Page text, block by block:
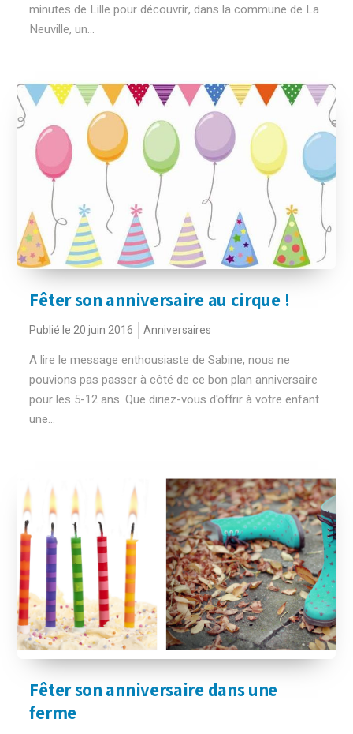
minutes de Lille pour découvrir, dans la commune de La
Neuville, un...
Fêter son anniversaire au cirque !
Publié le 20 juin 2016 Anniversaires
A lire le message enthousiaste de Sabine, nous ne
pouvions pas passer à côté de ce bon plan anniversaire
pour les 5-12 ans. Que diriez-vous d'offrir à votre enfant
une...
Fêter son anniversaire dans une
ferme